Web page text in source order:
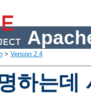
> Version 2.4
하는데